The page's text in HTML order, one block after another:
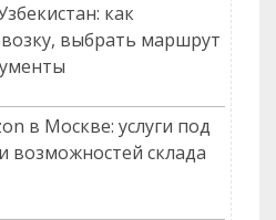
как
выбрать маршрут
в Москве: услуги под
возможностей склада